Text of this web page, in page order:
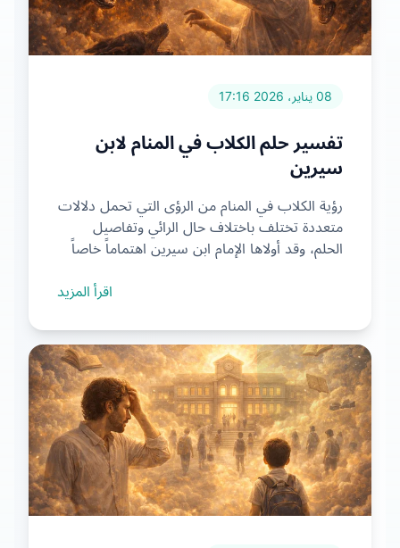
08 يناير، 2026 17:16
تفسير حلم الكلاب في المنام لابن
سيرين
رؤية الكلاب في المنام من الرؤى التي تحمل دلالات
متعددة تختلف باختلاف حال الرائي وتفاصيل
الحلم، وقد أولاها الإمام ابن سيرين اهتماماً خاصاً
اقرأ المزيد